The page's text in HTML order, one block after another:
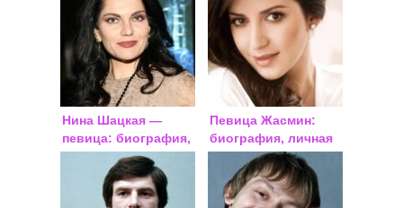
Нина Шацкая —
певица: биография,
личная жизнь
Певица Жасмин:
биография, личная
жизнь